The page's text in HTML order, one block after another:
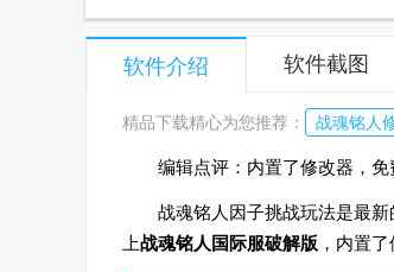
软件介绍 软件截图
精品下载精心为您推荐： 战魂铭人
编辑点评：内置了修改器，
战魂铭人因子挑战玩法是最
上战魂铭人国际服破解版 ，内置